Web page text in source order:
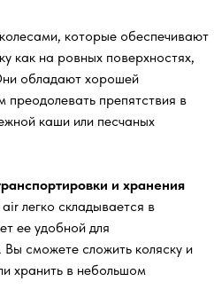
которые обеспечивают
как на ровных поверхностях,
обладают хорошей
препятствия в
каши или песчаных
и хранения
легко складывается в
ее удобной для
сможете сложить коляску и
хранить в небольшом